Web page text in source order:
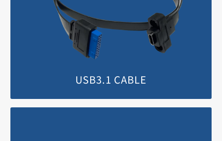
USB3.1 CABLE